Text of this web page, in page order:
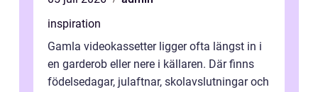
inspiration
Gamla videokassetter ligger ofta längst in i
en garderob eller nere i källaren. Där finns
födelsedagar, julaftnar, skolavslutningar och